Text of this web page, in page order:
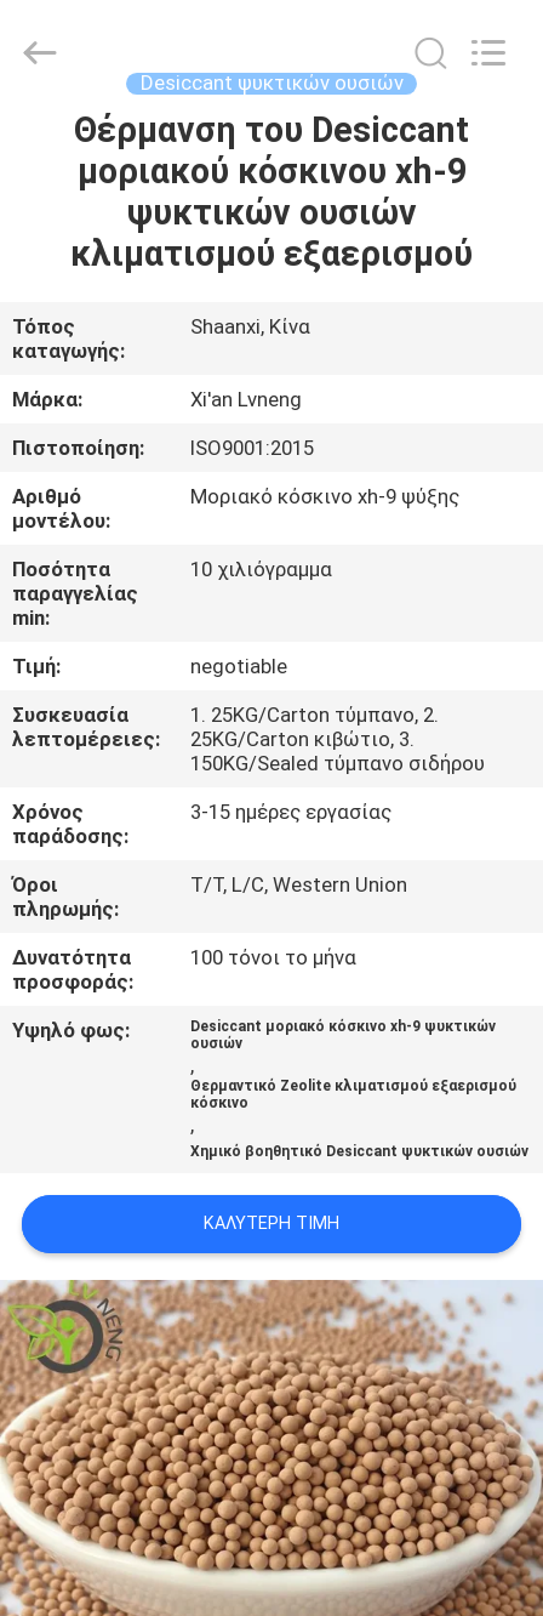
ΑΡΧΙΚΉ
ΠΡΟΪΌΝΤΑ
ΕΚΠΟΜΠΉ
VR
ΣΧΕΤΙΚΆ
ΜΕ
ΕΜΆΣ
ΣΤΟ
ΕΡΓΟΣΤΆΣΙΟ
ΠΟΙΟΤΙΚΌΣ
ΈΛΕΓΧΟΣ
ΕΠΙΚΟΙΝΩΝΉΣΤΕ
ΜΑΖΊ
ΜΑΣ
ΖΗΤΉΣΤΕ
ΜΙΑ
ΠΡΟΣΦΟΡΆ
SITEMAP
PRIVACY
POLICY
Technology
Co.,Ltd..
Desiccant ψυκτικών ουσιών
Θέρμανση του Desiccant
μοριακού κόσκινου xh-9
ψυκτικών ουσιών
κλιματισμού εξαερισμού
Τόπος
καταγωγής:
Shaanxi, Κίνα
Μάρκα:
Xi'an Lvneng
Πιστοποίηση:
ISO9001:2015
Αριθμό
μοντέλου:
Μοριακό κόσκινο xh-9 ψύξης
Ποσότητα
παραγγελίας
min:
10 χιλιόγραμμα
Τιμή:
negotiable
Συσκευασία
λεπτομέρειες:
1. 25KG/Carton τύμπανο, 2.
25KG/Carton κιβώτιο, 3.
150KG/Sealed τύμπανο σιδήρου
Χρόνος
παράδοσης:
3-15 ημέρες εργασίας
Όροι
πληρωμής:
T/T, L/C, Western Union
Δυνατότητα
προσφοράς:
100 τόνοι το μήνα
Υψηλό φως:
Desiccant μοριακό κόσκινο xh-9 ψυκτικών
ουσιών
,
Θερμαντικό Zeolite κλιματισμού εξαερισμού
κόσκινο
,
Χημικό βοηθητικό Desiccant ψυκτικών ουσιών
ΚΑΛΎΤΕΡΗ ΤΙΜΉ